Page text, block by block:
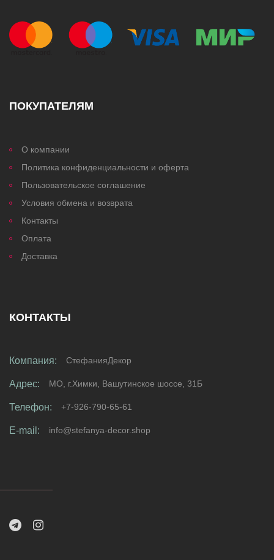
ПОКУПАТЕЛЯМ
О компании
Политика конфиденциальности и оферта
Пользовательское соглашение
Условия обмена и возврата
Контакты
Оплата
Доставка
КОНТАКТЫ
Компания: СтефанияДекор
Адрес: МО, г.Химки, Вашутинское шоссе, 31Б
Телефон: +7-926-790-65-61
E-mail: info@stefanya-decor.shop